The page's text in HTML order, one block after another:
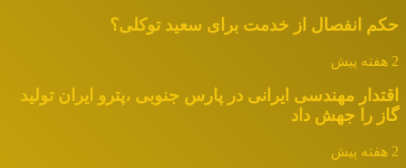
حکم انفصال از خدمت برای سعید توکلی؟
2 هفته پیش
اقتدار مهندسی ایرانی در پارس جنوبی ،پترو ایران تولید
گاز را جهش داد
2 هفته پیش